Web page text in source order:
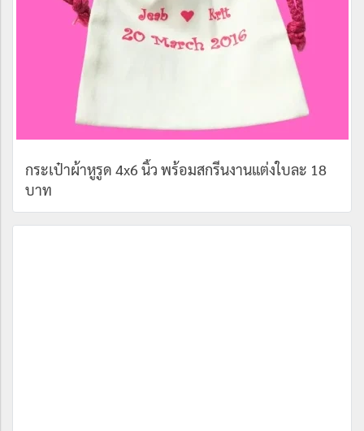
กระเป๋าผ้าหูรูด 4x6 นิ้ว พร้อมสกรีนงานแต่งใบละ 18
บาท